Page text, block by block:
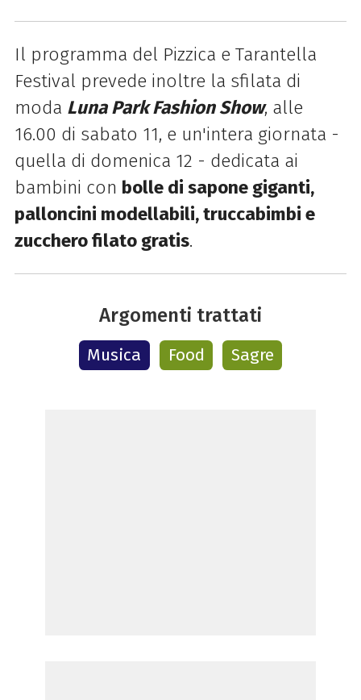
Il programma del Pizzica e Tarantella
Festival prevede inoltre la sfilata di
moda Luna Park Fashion Show, alle
16.00 di sabato 11, e un'intera giornata -
quella di domenica 12 - dedicata ai
bambini con bolle di sapone giganti,
palloncini modellabili, truccabimbi e
zucchero filato gratis.
Argomenti trattati
Musica Food Sagre